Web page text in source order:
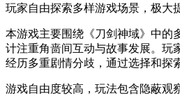
玩家自由探索多样游戏场景，极大
本游戏主要围绕《刀剑神域》中的
计注重角啬间互动与故事发展。玩
经历多重剧情分歧，通过选择和探
游戏自由度较高，玩法包含隐蔽观